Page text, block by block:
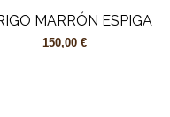
MARRÓN ESPIGA
150,00 €